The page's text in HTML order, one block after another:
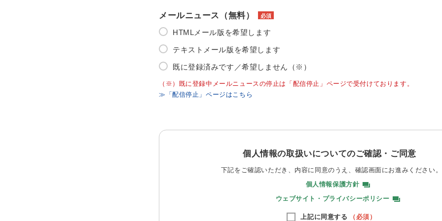
メールニュース（無料） 必須
HTMLメール版を希望します
テキストメール版を希望します
既に登録済みです／希望しません（※）
（※）既に登録中メールニュースの停止は「配信停止」ページで受付けております。
≫「配信停止」ページはこちら
個人情報の取扱いについてのご確認・ご同意
下記をご確認いただき、内容に同意のうえ、 確認画面にお進みください。
個人情報保護方針
ウェブサイト・プライバシーポリシー
上記に同意する （必須）